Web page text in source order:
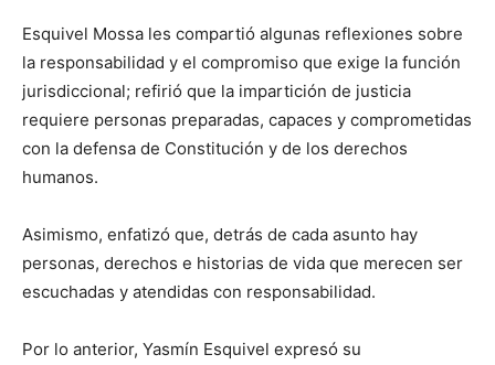
Esquivel Mossa les compartió algunas reflexiones sobre
la responsabilidad y el compromiso que exige la función
jurisdiccional; refirió que la impartición de justicia
requiere personas preparadas, capaces y comprometidas
con la defensa de Constitución y de los derechos
humanos.
Asimismo, enfatizó que, detrás de cada asunto hay
personas, derechos e historias de vida que merecen ser
escuchadas y atendidas con responsabilidad.
Por lo anterior, Yasmín Esquivel expresó su